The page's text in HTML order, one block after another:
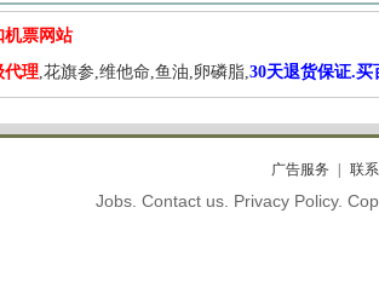
机票网站
代理,花旗参,维他命,鱼油,卵磷脂,30天退货保证.买
广告服务 联
Jobs. Contact us. Privacy Policy.